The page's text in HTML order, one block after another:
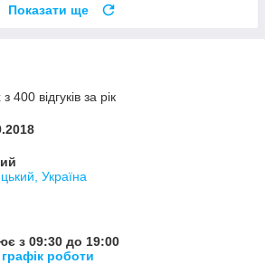
Показати ще
400 відгуків за рік
Україна
з 09:30 до 19:00
роботи